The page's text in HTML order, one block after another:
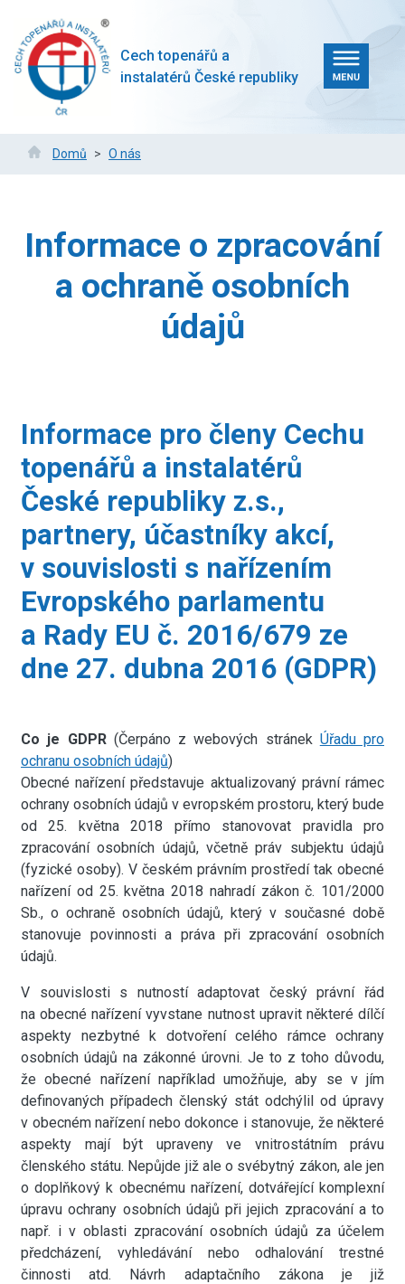
hlavnímu
obsahu
Cech topenářů a
instalatérů České republiky
Drobečková
navigace
Domů O nás
Informace o zpracování
a ochraně osobních
údajů
Informace pro členy Cechu
topenářů a instalatérů
České republiky z.s.,
partnery, účastníky akcí,
v souvislosti s nařízením
Evropského parlamentu
a Rady EU č. 2016/679 ze
dne 27. dubna 2016 (GDPR)
Co je GDPR(Čerpáno z webových stránek Úřadu pro
ochranu osobních údajů)
Obecné nařízení představuje aktualizovaný právní rámec
ochrany osobních údajů v evropském prostoru, který bude
od 25. května 2018 přímo stanovovat pravidla pro
zpracování osobních údajů, včetně práv subjektu údajů
(fyzické osoby). V českém právním prostředí tak obecné
nařízení od 25. května 2018 nahradí zákon č. 101/2000
Sb., o ochraně osobních údajů, který v současné době
stanovuje povinnosti a práva při zpracování osobních
údajů.
V souvislosti s nutností adaptovat český právní řád
na obecné nařízení vyvstane nutnost upravit některé dílčí
aspekty nezbytné k dotvoření celého rámce ochrany
osobních údajů na zákonné úrovni. Je to z toho důvodu,
že obecné nařízení například umožňuje, aby se v jím
definovaných případech členský stát odchýlil od úpravy
v obecném nařízení nebo dokonce i stanovuje, že některé
aspekty mají být upraveny ve vnitrostátním právu
členského státu. Nepůjde již ale o svébytný zákon, ale jen
o doplňkový k obecnému nařízení, dotvářející komplexní
úpravu ochrany osobních údajů při jejich zpracování a to
např. i v oblasti zpracování osobních údajů za účelem
předcházení, vyhledávání nebo odhalování trestné
činnosti atd. Návrh adaptačního zákona je již